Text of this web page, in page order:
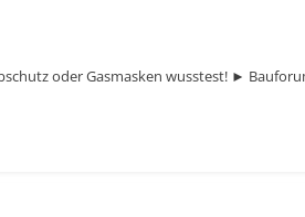
oder Gasmasken wusstest! ►